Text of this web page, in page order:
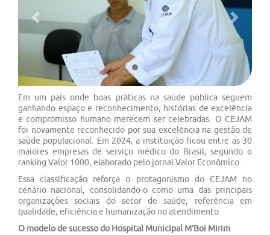
Previous Next
Em um país onde boas práticas na saúde pública seguem
ganhando espaço e reconhecimento, histórias de excelência
e compromisso humano merecem ser celebradas. O CEJAM
foi novamente reconhecido por sua excelência na gestão de
saúde populacional. Em 2024, a instituição ficou entre as 30
maiores empresas de serviço médico do Brasil, segundo o
ranking Valor 1000, elaborado pelo jornal Valor Econômico.
Essa classificação reforça o protagonismo do CEJAM no
cenário nacional, consolidando-o como uma das principais
organizações sociais do setor de saúde, referência em
qualidade, eficiência e humanização no atendimento.
O modelo de sucesso do Hospital Municipal M’Boi Mirim